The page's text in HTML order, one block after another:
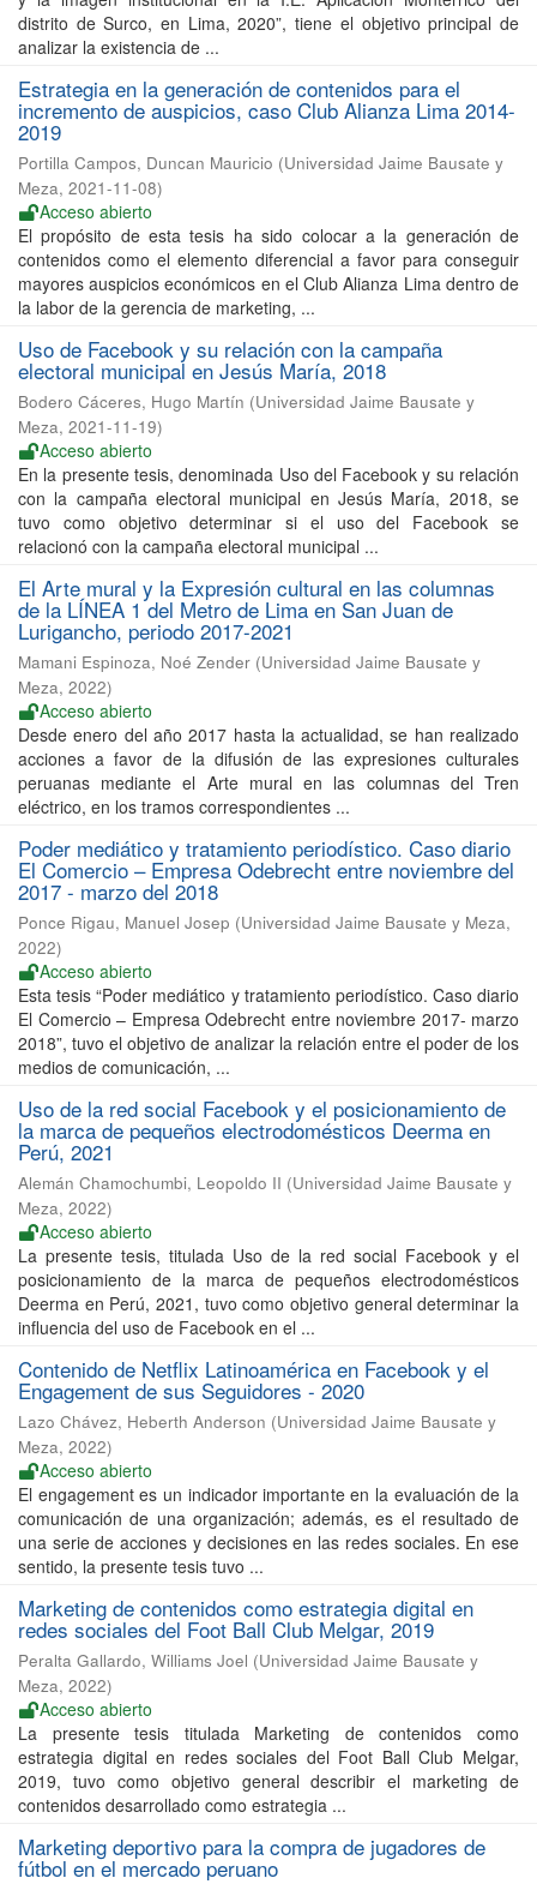
distrito de Surco, en Lima, 2020”, tiene el objetivo principal de
analizar la existencia de ...
Estrategia en la generación de contenidos para el
incremento de auspicios, caso Club Alianza Lima 2014-
2019
Portilla Campos, Duncan Mauricio (Universidad Jaime Bausate y
Meza, 2021-11-08)
Acceso abierto
El propósito de esta tesis ha sido colocar a la generación de
contenidos como el elemento diferencial a favor para conseguir
mayores auspicios económicos en el Club Alianza Lima dentro de
la labor de la gerencia de marketing, ...
Uso de Facebook y su relación con la campaña
electoral municipal en Jesús María, 2018
Bodero Cáceres, Hugo Martín (Universidad Jaime Bausate y
Meza, 2021-11-19)
Acceso abierto
En la presente tesis, denominada Uso del Facebook y su relación
con la campaña electoral municipal en Jesús María, 2018, se
tuvo como objetivo determinar si el uso del Facebook se
relacionó con la campaña electoral municipal ...
El Arte mural y la Expresión cultural en las columnas
de la LÍNEA 1 del Metro de Lima en San Juan de
Lurigancho, periodo 2017-2021
Mamani Espinoza, Noé Zender (Universidad Jaime Bausate y
Meza, 2022)
Acceso abierto
Desde enero del año 2017 hasta la actualidad, se han realizado
acciones a favor de la difusión de las expresiones culturales
peruanas mediante el Arte mural en las columnas del Tren
eléctrico, en los tramos correspondientes ...
Poder mediático y tratamiento periodístico. Caso diario
El Comercio – Empresa Odebrecht entre noviembre del
2017 - marzo del 2018
Ponce Rigau, Manuel Josep (Universidad Jaime Bausate y Meza,
2022)
Acceso abierto
Esta tesis “Poder mediático y tratamiento periodístico. Caso diario
El Comercio – Empresa Odebrecht entre noviembre 2017- marzo
2018”, tuvo el objetivo de analizar la relación entre el poder de los
medios de comunicación, ...
Uso de la red social Facebook y el posicionamiento de
la marca de pequeños electrodomésticos Deerma en
Perú, 2021
Alemán Chamochumbi, Leopoldo II (Universidad Jaime Bausate y
Meza, 2022)
Acceso abierto
La presente tesis, titulada Uso de la red social Facebook y el
posicionamiento de la marca de pequeños electrodomésticos
Deerma en Perú, 2021, tuvo como objetivo general determinar la
influencia del uso de Facebook en el ...
Contenido de Netflix Latinoamérica en Facebook y el
Engagement de sus Seguidores - 2020
Lazo Chávez, Heberth Anderson (Universidad Jaime Bausate y
Meza, 2022)
Acceso abierto
El engagement es un indicador importante en la evaluación de la
comunicación de una organización; además, es el resultado de
una serie de acciones y decisiones en las redes sociales. En ese
sentido, la presente tesis tuvo ...
Marketing de contenidos como estrategia digital en
redes sociales del Foot Ball Club Melgar, 2019
Peralta Gallardo, Williams Joel (Universidad Jaime Bausate y
Meza, 2022)
Acceso abierto
La presente tesis titulada Marketing de contenidos como
estrategia digital en redes sociales del Foot Ball Club Melgar,
2019, tuvo como objetivo general describir el marketing de
contenidos desarrollado como estrategia ...
Marketing deportivo para la compra de jugadores de
fútbol en el mercado peruano